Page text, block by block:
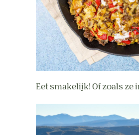
Eet smakelijk! Of zoals ze